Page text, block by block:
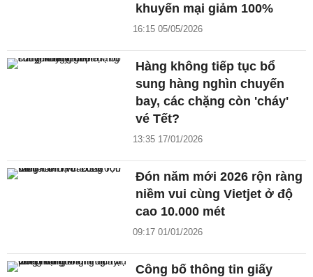
khuyến mại giảm 100%
16:15 05/05/2026
Hàng không tiếp tục bổ
sung hàng nghìn chuyến
bay, các chặng còn 'cháy'
vé Tết?
13:35 17/01/2026
Đón năm mới 2026 rộn ràng
niềm vui cùng Vietjet ở độ
cao 10.000 mét
09:17 01/01/2026
Công bố thông tin giấy